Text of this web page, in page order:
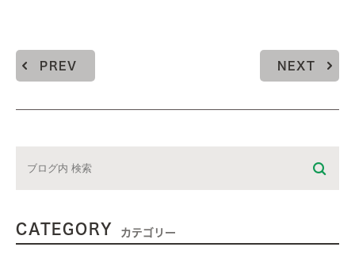
PREV NEXT
CATEGORY カテゴリー